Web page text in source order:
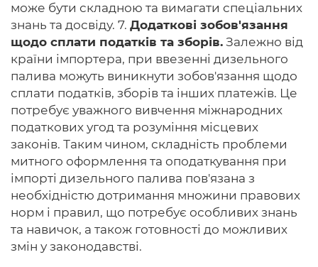
може бути складною та вимагати спеціальних
знань та досвіду. 7. Додаткові зобов'язання
щодо сплати податків та зборів. Залежно від
країни імпортера, при ввезенні дизельного
палива можуть виникнути зобов'язання щодо
сплати податків, зборів та інших платежів. Це
потребує уважного вивчення міжнародних
податкових угод та розуміння місцевих
законів. Таким чином, складність проблеми
митного оформлення та оподаткування при
імпорті дизельного палива пов'язана з
необхідністю дотримання множини правових
норм і правил, що потребує особливих знань
та навичок, а також готовності до можливих
змін у законодавстві.